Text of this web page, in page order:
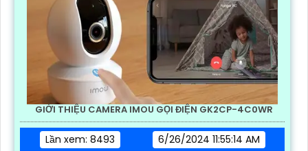
GIỚI THIỆU CAMERA IMOU GỌI ĐIỆN GK2CP-4C0WR
Lần xem: 8493
6/26/2024 11:55:14 AM